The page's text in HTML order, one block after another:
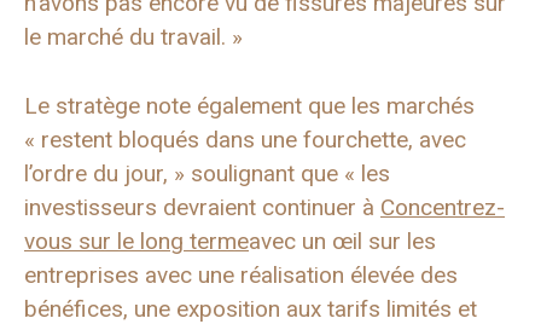
le marché du travail. »
Le stratège note également que les marchés
« restent bloqués dans une fourchette, avec
l’ordre du jour, » soulignant que « les
investisseurs devraient continuer à Concentrez-
vous sur le long termeavec un œil sur les
entreprises avec une réalisation élevée des
bénéfices, une exposition aux tarifs limités et